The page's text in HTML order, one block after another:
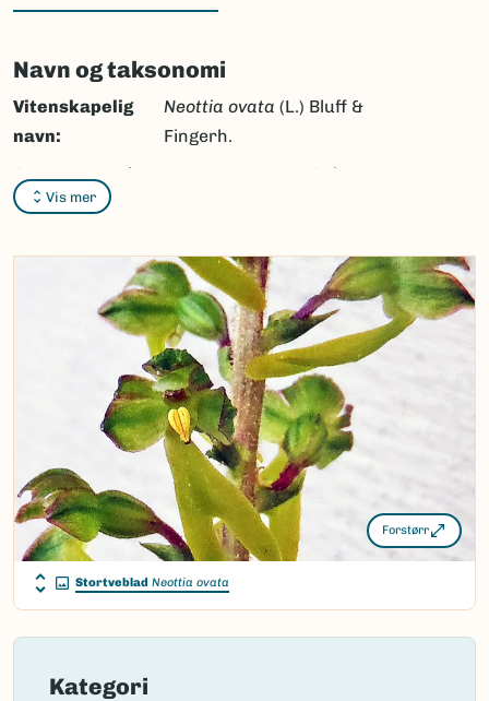
Navn og taksonomi
Vis mer
Vitenskapelig
navn:
Neottia ovata (L.) Bluff &
Fingerh.
Synonymer:
Listera ovata
Ophrys
stortviblad
Nordsamisk/Davvisámegiella:guhkolašpárra
Vitenskapelig navn ID: 158631
199396
Gå til Nortaxa for flere detaljer
(Ekstern lenke)
Forstørr
Stortveblad Neottia ovata
Kategori